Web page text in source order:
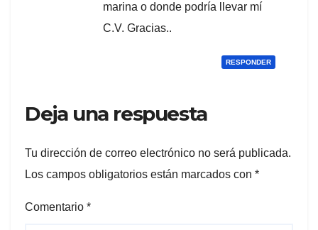
marina o donde podría llevar mí
C.V. Gracias..
RESPONDER
Deja una respuesta
Tu dirección de correo electrónico no será publicada.
Los campos obligatorios están marcados con *
Comentario *